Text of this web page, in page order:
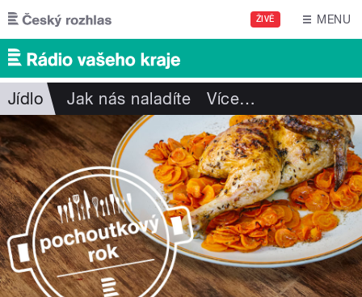
Přejít k hlavnímu obsahu
ŽIVĚ MENU
Jídlo Jak nás naladíte Více…